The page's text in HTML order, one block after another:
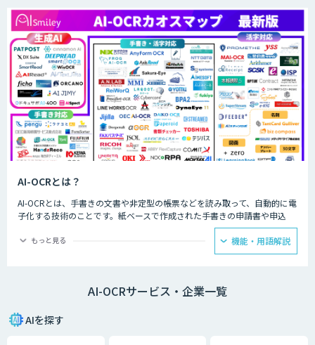
AI-OCRとは？
AI-OCRとは、手書きの文書や非定型の帳票などを読み取って、自動的に電
子化する技術のことです。紙ベースで作成された手書きの申請書や申込
書、取引先から送られてくる形式がばらばらの請求書などの帳票を電子化
するのに役立ちます。
紙文書をキーボード入力でデジタル化しようとすると、膨大な作業量が求
やデジカメで読み取るだけでデジタル変換できるため、大幅に作業効率が
アップするのです。
もっと見る 機能・用語解説
AI-OCRサービス・企業一覧
AIを探す